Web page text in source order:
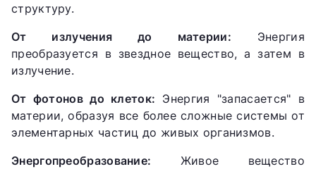
структуру.
От излучения до материи: Энергия
преобразуется в звездное вещество, а затем в
излучение.
От фотонов до клеток: Энергия "запасается" в
материи, образуя все более сложные системы от
элементарных частиц до живых организмов.
Энергопреобразование: Живое вещество